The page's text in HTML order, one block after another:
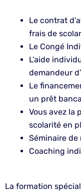
Le contrat
frais de
Le Congé
L’aide
demandeur
Le
un prêt
Vous avez la
scolarité en
Séminaire de
Coaching
La formation